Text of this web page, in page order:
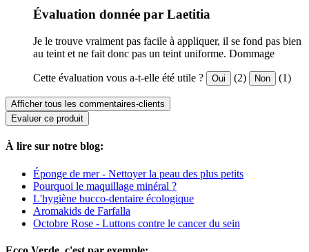
Évaluation donnée par Laetitia
Je le trouve vraiment pas facile à appliquer, il se fond pas bien
au teint et ne fait donc pas un teint uniforme. Dommage
Cette évaluation vous a-t-elle été utile ? Oui (2) Non (1)
Afficher tous les commentaires-clients
Evaluer ce produit
À lire sur notre blog:
Éponge de mer - Nettoyer la peau des plus petits
Pourquoi le maquillage minéral ?
L'hygiène bucco-dentaire écologique
Aromakids de Farfalla
Octobre Rose - Luttons contre le cancer du sein